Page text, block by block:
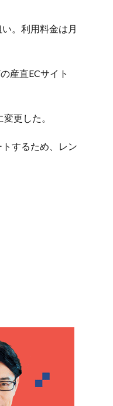
。利用料金は月
産直ECサイト
更した。
するため、レン